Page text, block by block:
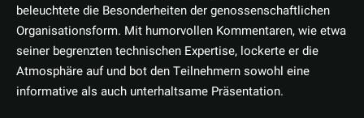
beleuchtete die Besonderheiten der genossenschaftlichen
Organisationsform. Mit humorvollen Kommentaren, wie etwa
seiner begrenzten technischen Expertise, lockerte er die
Atmosphäre auf und bot den Teilnehmern sowohl eine
informative als auch unterhaltsame Präsentation.